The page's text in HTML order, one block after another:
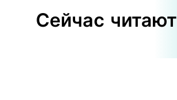
Сейчас читают